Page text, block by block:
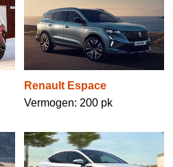
Renault Espace
Vermogen: 200 pk